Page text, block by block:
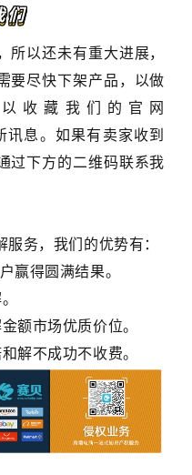
们
以还未有重大进展，
要尽快下架产品，以做
收藏我们的官网
息。如果有卖家收到
过下方的二维码联系我
务，我们的优势有：
赢得圆满结果。
额市场优质价位。
解不成功不收费。